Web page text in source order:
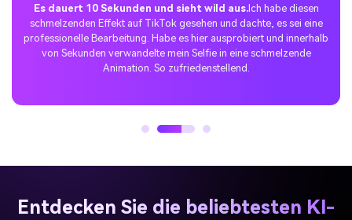
Es dauert 10 Sekunden und sieht wild aus.Ich habe diesen
schmelzenden Effekt auf TikTok gesehen und dachte, es sei eine
professionelle Bearbeitung. Habe es hier ausprobiert und innerhalb
von Sekunden verwandelte mein Selfie in eine schmelzende
Animation. So zufriedenstellend.
Entdecken Sie die beliebtesten KI-